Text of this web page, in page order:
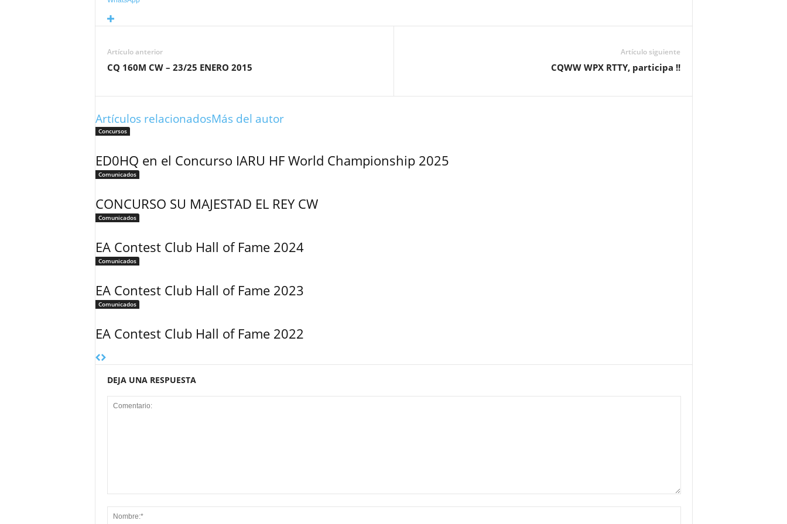
Artículo anterior
CQ 160M CW – 23/25 ENERO 2015
Artículo siguiente
CQWW WPX RTTY, participa !!
Artículos relacionadosMás del autor
Concursos
ED0HQ en el Concurso IARU HF World Championship 2025
Comunicados
CONCURSO SU MAJESTAD EL REY CW
Comunicados
EA Contest Club Hall of Fame 2024
Comunicados
EA Contest Club Hall of Fame 2023
Comunicados
EA Contest Club Hall of Fame 2022
DEJA UNA RESPUESTA